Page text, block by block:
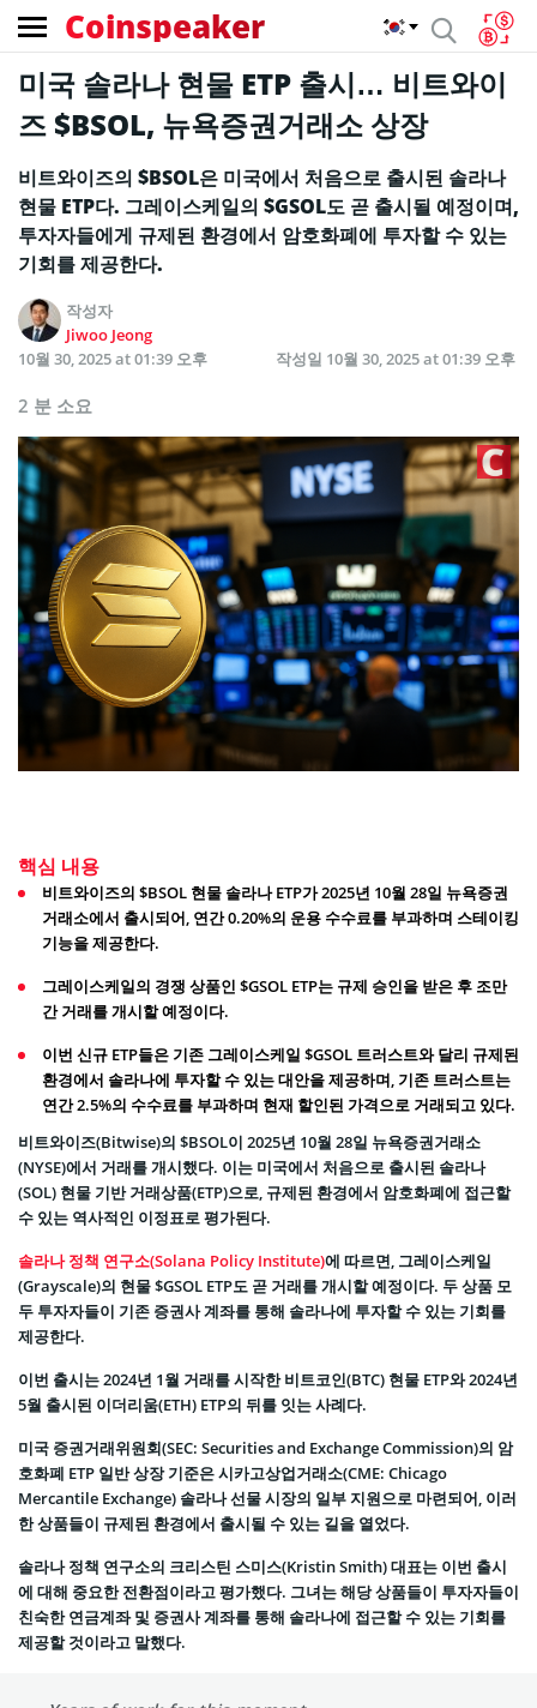
Coinspeaker
미국 솔라나 현물 ETP 출시… 비트와이
즈 $BSOL, 뉴욕증권거래소 상장
비트와이즈의 $BSOL은 미국에서 처음으로 출시된 솔라나
현물 ETP다. 그레이스케일의 $GSOL도 곧 출시될 예정이며,
투자자들에게 규제된 환경에서 암호화폐에 투자할 수 있는
기회를 제공한다.
작성자
Jiwoo Jeong
10월 30, 2025 at 01:39 오후
작성일 10월 30, 2025 at 01:39 오후
2 분 소요
핵심 내용
비트와이즈의 $BSOL 현물 솔라나 ETP가 2025년 10월 28일 뉴욕증권
거래소에서 출시되어, 연간 0.20%의 운용 수수료를 부과하며 스테이킹
기능을 제공한다.
그레이스케일의 경쟁 상품인 $GSOL ETP는 규제 승인을 받은 후 조만
간 거래를 개시할 예정이다.
이번 신규 ETP들은 기존 그레이스케일 $GSOL 트러스트와 달리 규제된
환경에서 솔라나에 투자할 수 있는 대안을 제공하며, 기존 트러스트는
연간 2.5%의 수수료를 부과하며 현재 할인된 가격으로 거래되고 있다.
비트와이즈(Bitwise)의 $BSOL이 2025년 10월 28일 뉴욕증권거래소
(NYSE)에서 거래를 개시했다. 이는 미국에서 처음으로 출시된 솔라나
(SOL) 현물 기반 거래상품(ETP)으로, 규제된 환경에서 암호화폐에 접근할
수 있는 역사적인 이정표로 평가된다.
솔라나 정책 연구소(Solana Policy Institute)에 따르면, 그레이스케일
(Grayscale)의 현물 $GSOL ETP도 곧 거래를 개시할 예정이다. 두 상품 모
두 투자자들이 기존 증권사 계좌를 통해 솔라나에 투자할 수 있는 기회를
제공한다.
이번 출시는 2024년 1월 거래를 시작한 비트코인(BTC) 현물 ETP와 2024년
5월 출시된 이더리움(ETH) ETP의 뒤를 잇는 사례다.
미국 증권거래위원회(SEC: Securities and Exchange Commission)의 암
호화폐 ETP 일반 상장 기준은 시카고상업거래소(CME: Chicago
Mercantile Exchange) 솔라나 선물 시장의 일부 지원으로 마련되어, 이러
한 상품들이 규제된 환경에서 출시될 수 있는 길을 열었다.
솔라나 정책 연구소의 크리스틴 스미스(Kristin Smith) 대표는 이번 출시
에 대해 중요한 전환점이라고 평가했다. 그녀는 해당 상품들이 투자자들이
친숙한 연금계좌 및 증권사 계좌를 통해 솔라나에 접근할 수 있는 기회를
제공할 것이라고 말했다.